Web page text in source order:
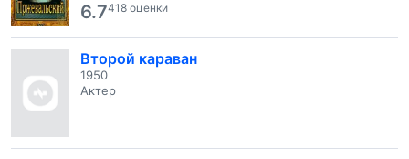
6.7418 оценки
Второй караван
1950
Актер